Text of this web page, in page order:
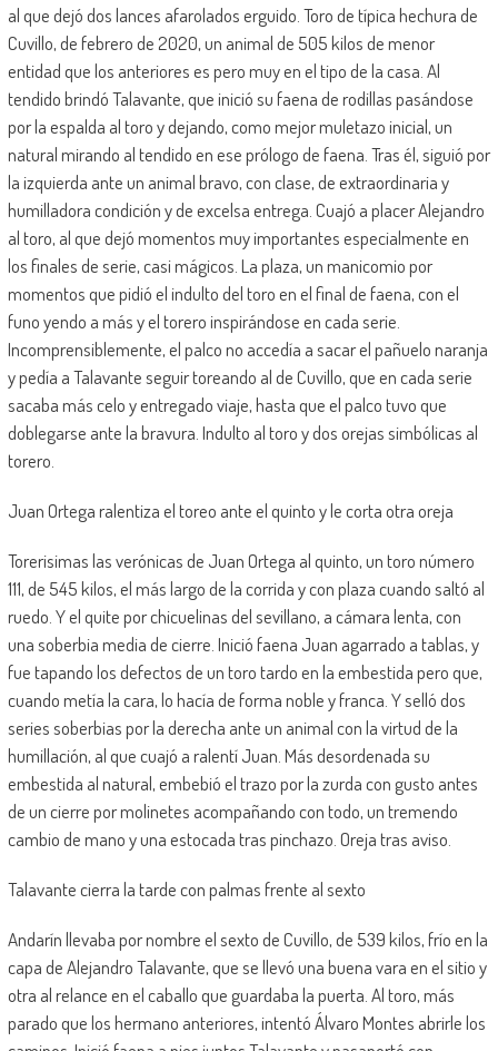
al que dejó dos lances afarolados erguido. Toro de típica hechura de
Cuvillo, de febrero de 2020, un animal de 505 kilos de menor
entidad que los anteriores es pero muy en el tipo de la casa. Al
tendido brindó Talavante, que inició su faena de rodillas pasándose
por la espalda al toro y dejando, como mejor muletazo inicial, un
natural mirando al tendido en ese prólogo de faena. Tras él, siguió por
la izquierda ante un animal bravo, con clase, de extraordinaria y
humilladora condición y de excelsa entrega. Cuajó a placer Alejandro
al toro, al que dejó momentos muy importantes especialmente en
los finales de serie, casi mágicos. La plaza, un manicomio por
momentos que pidió el indulto del toro en el final de faena, con el
funo yendo a más y el torero inspirándose en cada serie.
Incomprensiblemente, el palco no accedía a sacar el pañuelo naranja
y pedía a Talavante seguir toreando al de Cuvillo, que en cada serie
sacaba más celo y entregado viaje, hasta que el palco tuvo que
doblegarse ante la bravura. Indulto al toro y dos orejas simbólicas al
torero.
Juan Ortega ralentiza el toreo ante el quinto y le corta otra oreja
Torerisimas las verónicas de Juan Ortega al quinto, un toro número
111, de 545 kilos, el más largo de la corrida y con plaza cuando saltó al
ruedo. Y el quite por chicuelinas del sevillano, a cámara lenta, con
una soberbia media de cierre. Inició faena Juan agarrado a tablas, y
fue tapando los defectos de un toro tardo en la embestida pero que,
cuando metía la cara, lo hacía de forma noble y franca. Y selló dos
series soberbias por la derecha ante un animal con la virtud de la
humillación, al que cuajó a ralentí Juan. Más desordenada su
embestida al natural, embebió el trazo por la zurda con gusto antes
de un cierre por molinetes acompañando con todo, un tremendo
cambio de mano y una estocada tras pinchazo. Oreja tras aviso.
Talavante cierra la tarde con palmas frente al sexto
Andarín llevaba por nombre el sexto de Cuvillo, de 539 kilos, frío en la
capa de Alejandro Talavante, que se llevó una buena vara en el sitio y
otra al relance en el caballo que guardaba la puerta. Al toro, más
parado que los hermano anteriores, intentó Álvaro Montes abrirle los